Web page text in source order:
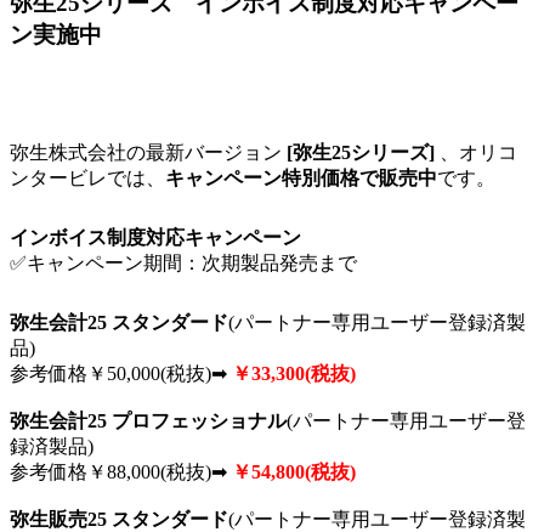
ン実施中
弥生株式会社の最新バージョン [弥生25シリーズ]
、オリコ
ンタービレでは、 キャンペーン特別価格で販売中です。
インボイス制度対応キャンペーン
✅キャンペーン期間：次期製品発売まで
弥生会計25 スタンダード(パートナー専用ユーザー登録済製
品)
参考価格￥50,000(税抜)➡ ￥33,300(税抜)
弥生会計25 プロフェッショナル(パートナー専用ユーザー登
録済製品)
参考価格￥88,000(税抜)➡ ￥54,800(税抜)
弥生販売25 スタンダード(パートナー専用ユーザー登録済製